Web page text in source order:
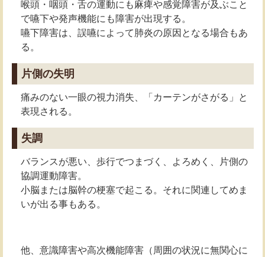
喉頭・咽頭・舌の運動にも麻痺や感覚障害が及ぶこと
で嚥下や発声機能にも障害が出現する。
嚥下障害は、誤嚥によって肺炎の原因となる場合もあ
る。
片側の失明
痛みのない一眼の視力消失、「カーテンがさがる」と
表現される。
失調
バランスが悪い、歩行でつまづく、よろめく、片側の
協調運動障害。
小脳または脳幹の梗塞で起こる。それに関連してめま
いが出る事もある。
他、意識障害や高次機能障害（周囲の状況に無関心に